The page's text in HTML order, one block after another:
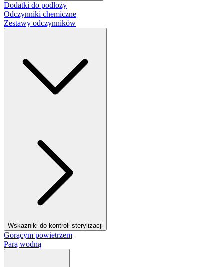
Dodatki do podłoży
Odczynniki chemiczne
Zestawy odczynników
Wskazniki do kontroli sterylizacji
Gorącym powietrzem
Parą wodną